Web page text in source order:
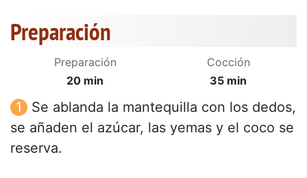
Preparación
Preparación
20 min
Cocción
35 min
Se ablanda la mantequilla con los dedos,
se añaden el azúcar, las yemas y el coco se
reserva.